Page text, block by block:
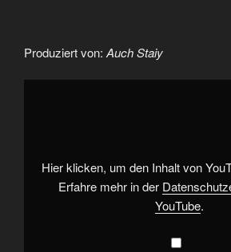
Produziert von: Auch Staiy
„Hagen
YouTube
anzeigen
Hier klicken, um den Inhalt von
Erfahre mehr in der
YouTube.